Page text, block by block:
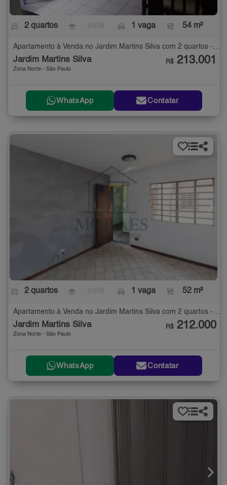
2 quartos 1 vaga 54 m²
Apartamento à Venda no Jardim Martins Silva com 2 quartos - 54 m²
Jardim Martins Silva
Zona Norte - São Paulo
R$ 213.001
WhatsApp Contatar
2 quartos 1 vaga 52 m²
Apartamento à Venda no Jardim Martins Silva com 2 quartos - 52 m²
Jardim Martins Silva
Zona Norte - São Paulo
R$ 212.000
WhatsApp Contatar